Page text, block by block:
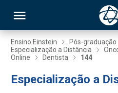
Ensino Einstein Pós-graduação
Especialização a Distância
Online
Dentista 144
Especialização a